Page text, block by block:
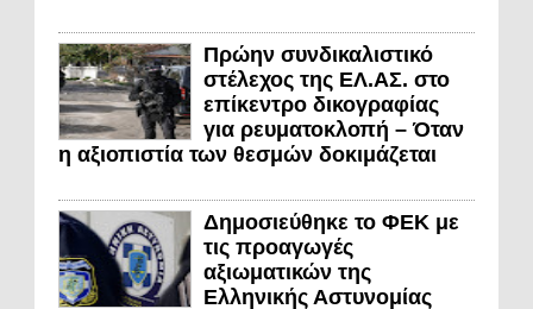
Πρώην συνδικαλιστικό
στέλεχος της ΕΛ.ΑΣ. στο
επίκεντρο δικογραφίας
για ρευματοκλοπή – Όταν
η αξιοπιστία των θεσμών δοκιμάζεται
Δημοσιεύθηκε το ΦΕΚ με
τις προαγωγές
αξιωματικών της
Ελληνικής Αστυνομίας